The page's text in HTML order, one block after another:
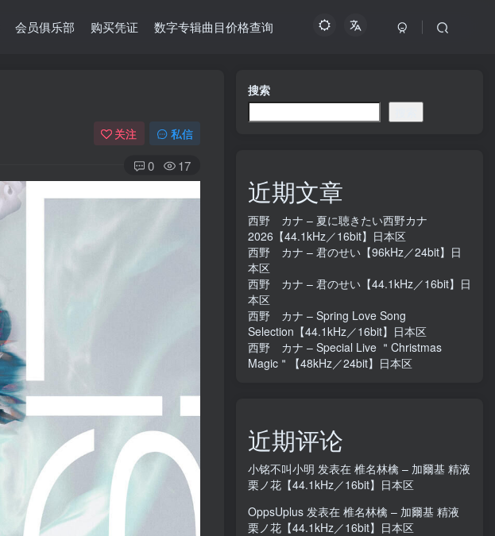
会员俱乐部 购买凭证 数字专辑曲目价格查询
关注 私信
0 17
搜索
近期文章
西野 カナ – 夏に聴きたい西野カナ
2026【44.1kHz／16bit】日本区
西野 カナ – 君のせい【96kHz／24bit】日
本区
西野 カナ – 君のせい【44.1kHz／16bit】日
本区
西野 カナ – Spring Love Song
Selection【44.1kHz／16bit】日本区
西野 カナ – Special Live ＂Christmas
Magic＂【48kHz／24bit】日本区
近期评论
小铭不叫小明 发表在 椎名林檎 – 加爾基 精液
栗ノ花【44.1kHz／16bit】日本区
OppsUplus 发表在 椎名林檎 – 加爾基 精液
栗ノ花【44.1kHz／16bit】日本区